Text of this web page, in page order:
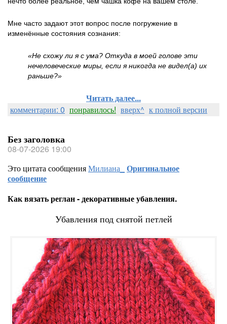
Мне часто задают этот вопрос после погружение в
изменённые состояния сознания:
«Не схожу ли я с ума? Откуда в моей голове эти
нечеловеческие миры, если я никогда не видел(а) их
раньше?»
Читать далее...
комментарии: 0 понравилось! вверх^ к полной версии
Без заголовка
08-07-2026 19:00
Это цитата сообщенияМилиана_ Оригинальное
сообщение
Как вязать реглан - декоративные убавления.
Убавления под снятой петлей